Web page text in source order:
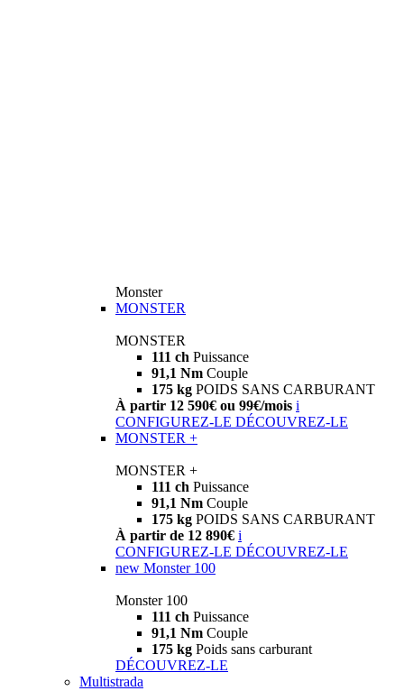
Monster
MONSTER
MONSTER
111 ch Puissance
91,1 Nm Couple
175 kg POIDS SANS CARBURANT
À partir 12 590€ ou 99€/mois i
CONFIGUREZ-LE DÉCOUVREZ-LE
MONSTER +
MONSTER +
111 ch Puissance
91,1 Nm Couple
175 kg POIDS SANS CARBURANT
À partir de 12 890€ i
CONFIGUREZ-LE DÉCOUVREZ-LE
new Monster 100
Monster 100
111 ch Puissance
91,1 Nm Couple
175 kg Poids sans carburant
DÉCOUVREZ-LE
Multistrada